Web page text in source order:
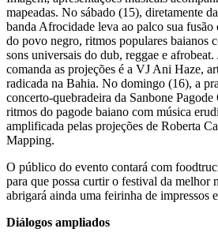
mapeadas. No sábado (15), diretamente
banda Afrocidade leva ao palco sua fusão
do povo negro, ritmos populares baianos
sons universais do dub, reggae e
comanda as projeções é a VJ Ani Haze,
radicada na Bahia. No domingo (16), a
concerto-quebradeira da Sanbone
ritmos do pagode baiano com música
amplificada pelas projeções de Roberta
Mapping.
O público do evento contará com
para que possa curtir o festival da melhor
abrigará ainda uma feirinha de impressos
Diálogos ampliados